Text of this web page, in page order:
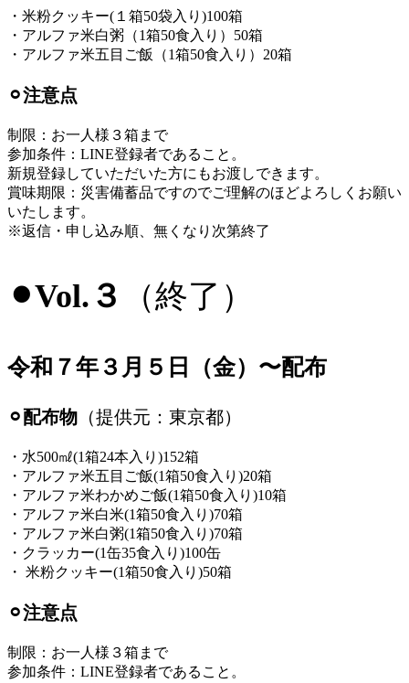
・米粉クッキー(１箱50袋入り)100箱
・アルファ米白粥（1箱50食入り）50箱
・アルファ米五目ご飯（1箱50食入り）20箱
⚪︎注意点
制限：お一人様３箱まで
参加条件：LINE登録者であること。
新規登録していただいた方にもお渡しできます。
賞味期限：災害備蓄品ですのでご理解のほどよろしくお願い
いたします。
※返信・申し込み順、無くなり次第終了
⚫︎Vol.３ （終了）
令和７年３月５日（金）〜配布
⚪︎配布物 （提供元：東京都）
・水500㎖(1箱24本入り)152箱
・アルファ米五目ご飯(1箱50食入り)20箱
・アルファ米わかめご飯(1箱50食入り)10箱
・アルファ米白米(1箱50食入り)70箱
・アルファ米白粥(1箱50食入り)70箱
・クラッカー(1缶35食入り)100缶
・ 米粉クッキー(1箱50食入り)50箱
⚪︎注意点
制限：お一人様３箱まで
参加条件：LINE登録者であること。